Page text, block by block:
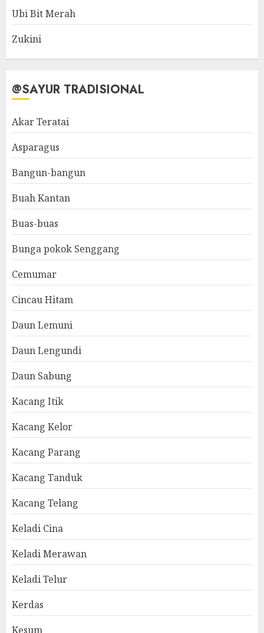
Ubi Bit Merah
Zukini
@SAYUR TRADISIONAL
Akar Teratai
Asparagus
Bangun-bangun
Buah Kantan
Buas-buas
Bunga pokok Senggang
Cemumar
Cincau Hitam
Daun Lemuni
Daun Lengundi
Daun Sabung
Kacang Itik
Kacang Kelor
Kacang Parang
Kacang Tanduk
Kacang Telang
Keladi Cina
Keladi Merawan
Keladi Telur
Kerdas
Kesum